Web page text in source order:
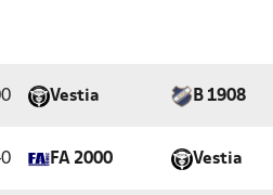
Vestia B 1908
FA 2000 Vestia